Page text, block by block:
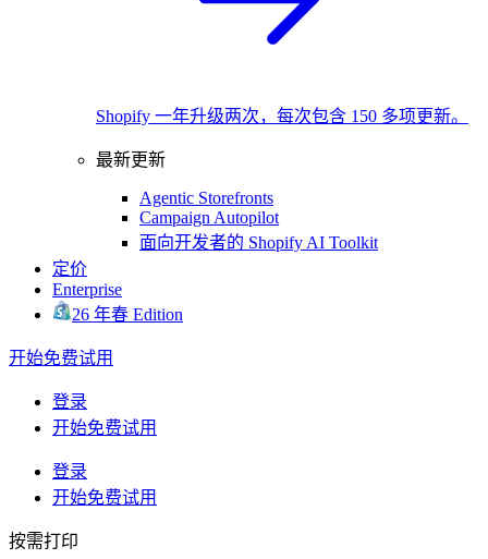
Shopify 一年升级两次，每次包含 150 多项更新。
最新更新
Agentic Storefronts
Campaign Autopilot
面向开发者的 Shopify AI Toolkit
定价
Enterprise
26 年春 Edition
开始免费试用
登录
开始免费试用
登录
开始免费试用
按需打印